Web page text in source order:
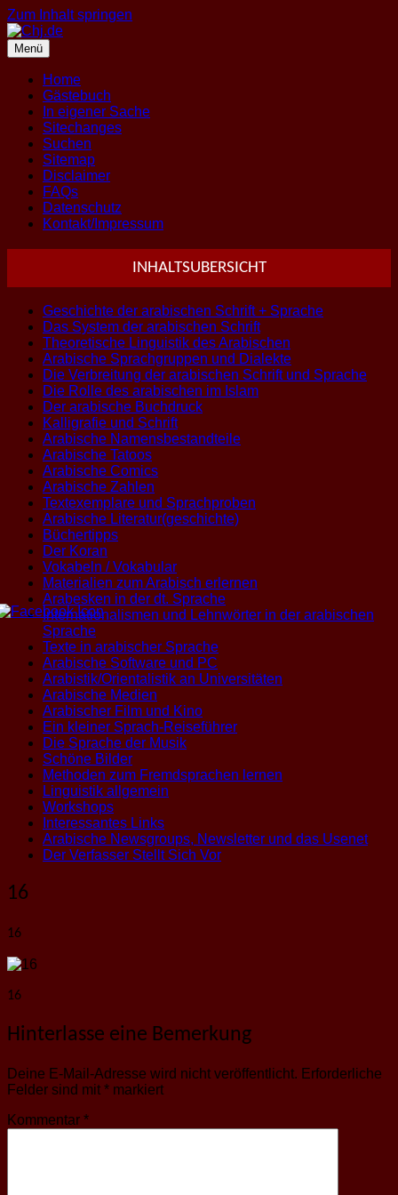
Zum Inhalt springen
Menü
Home
Gästebuch
In eigener Sache
Sitechanges
Suchen
Sitemap
Disclaimer
FAQs
Datenschutz
Kontakt/Impressum
INHALTSUBERSICHT
Geschichte der arabischen Schrift + Sprache
Das System der arabischen Schrift
Theoretische Linguistik des Arabischen
Arabische Sprachgruppen und Dialekte
Die Verbreitung der arabischen Schrift und Sprache
Die Rolle des arabischen im Islam
Der arabische Buchdruck
Kalligrafie und Schrift
Arabische Namensbestandteile
Arabische Tatoos
Arabische Comics
Arabische Zahlen
Textexemplare und Sprachproben
Arabische Literatur(geschichte)
Büchertipps
Der Koran
Vokabeln / Vokabular
Materialien zum Arabisch erlernen
Arabesken in der dt. Sprache
Internationalismen und Lehnwörter in der arabischen
Sprache
Texte in arabischer Sprache
Arabische Software und PC
Arabistik/Orientalistik an Universitäten
Arabische Medien
Arabischer Film und Kino
Ein kleiner Sprach-Reiseführer
Die Sprache der Musik
Schöne Bilder
Methoden zum Fremdsprachen lernen
Linguistik allgemein
Workshops
Interessantes Links
Arabische Newsgroups, Newsletter und das Usenet
Der Verfasser Stellt Sich Vor
16
16
16
Hinterlasse eine Bemerkung
Deine E-Mail-Adresse wird nicht veröffentlicht. Erforderliche
Felder sind mit * markiert
Kommentar *